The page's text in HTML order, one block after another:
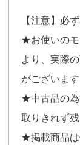
【注意】必
★お使いのモ
より、実際
がございます
★中古品の為
取りきれず
★掲載商品は